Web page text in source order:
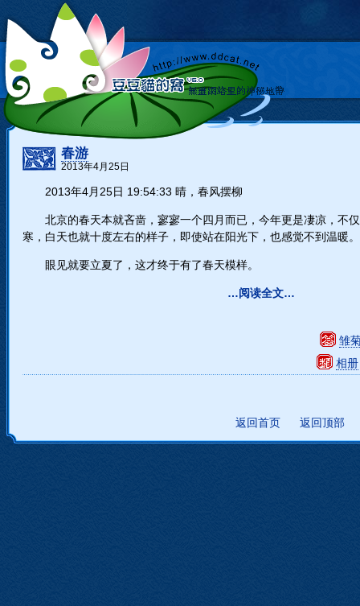
春游
2013年4月25日
2013年4月25日 19:54:33 晴，春风摆柳
北京的春天本就吝啬，寥寥一个四月而已，今年更是凄凉，不
寒，白天也就十度左右的样子，即使站在阳光下，也感觉不到温暖。
眼见就要立夏了，这才终于有了春天模样。
…阅读全文…
雏
相册
返回首页 返回顶部